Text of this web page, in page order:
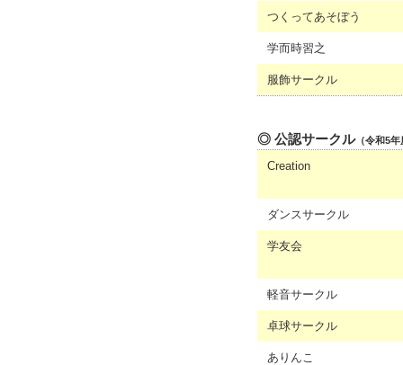
つくってあそぼう
学而時習之
服飾サークル
◎ 公認サークル（令和5年
Creation
ダンスサークル
学友会
軽音サークル
卓球サークル
ありんこ